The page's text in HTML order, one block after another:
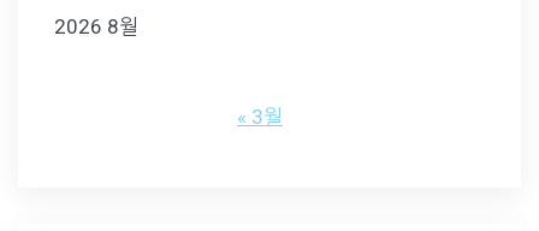
2026 8월
« 3월